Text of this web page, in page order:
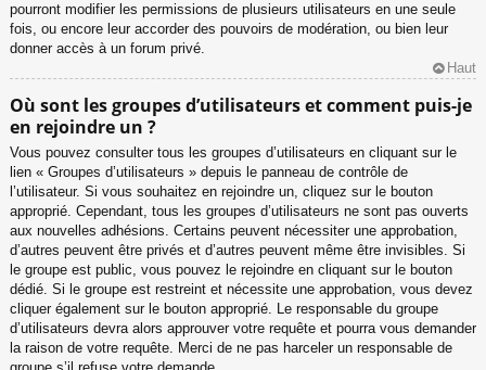
pourront modifier les permissions de plusieurs utilisateurs en une seule
fois, ou encore leur accorder des pouvoirs de modération, ou bien leur
donner accès à un forum privé.
Haut
Où sont les groupes d’utilisateurs et comment puis-je
en rejoindre un ?
Vous pouvez consulter tous les groupes d’utilisateurs en cliquant sur le
lien « Groupes d’utilisateurs » depuis le panneau de contrôle de
l’utilisateur. Si vous souhaitez en rejoindre un, cliquez sur le bouton
approprié. Cependant, tous les groupes d’utilisateurs ne sont pas ouverts
aux nouvelles adhésions. Certains peuvent nécessiter une approbation,
d’autres peuvent être privés et d’autres peuvent même être invisibles. Si
le groupe est public, vous pouvez le rejoindre en cliquant sur le bouton
dédié. Si le groupe est restreint et nécessite une approbation, vous devez
cliquer également sur le bouton approprié. Le responsable du groupe
d’utilisateurs devra alors approuver votre requête et pourra vous demander
la raison de votre requête. Merci de ne pas harceler un responsable de